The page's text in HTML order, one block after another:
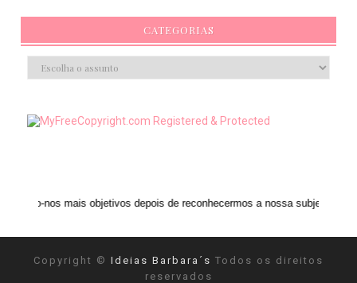
CATEGORIAS
objetivos depois de reconhecermos a nossa subjetividade." ANAIS NIN
Copyright © Ideias Barbara´s Todos os direitos
reservados